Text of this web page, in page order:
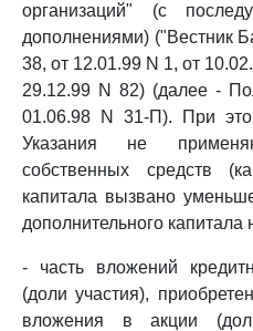
организаций" (с
дополнениями) ("Вестник
38, от 12.01.99 N 1, от
29.12.99 N 82) (далее -
01.06.98 N 31-П). При
Указания не
собственных средств
капитала вызвано
дополнительного
- часть вложений
(доли участия),
вложения в акции